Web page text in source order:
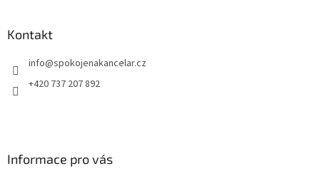
Kontakt
info@spokojenakancelar.cz
+420 737 207 892
Informace pro vás